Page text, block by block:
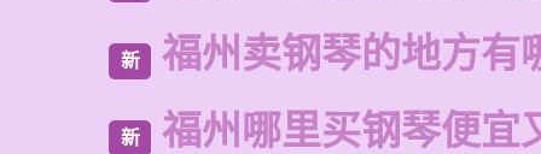
新 福州卖钢琴的地方有
新 福州哪里买钢琴便宜